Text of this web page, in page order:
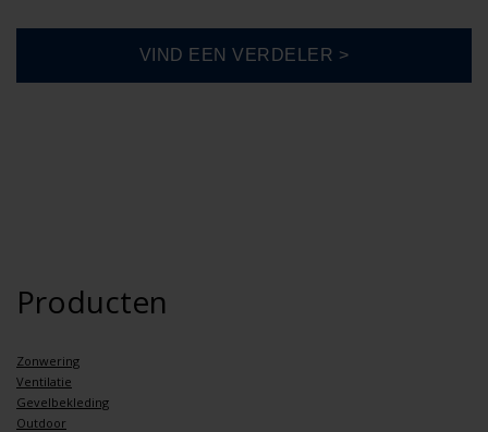
Producten
Zonwering
Ventilatie
Gevelbekleding
Outdoor